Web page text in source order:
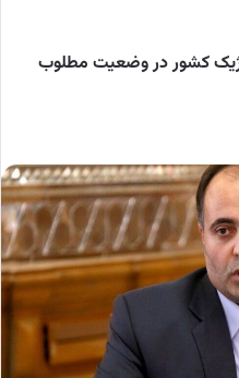
کشور در وضعیت مطلوب